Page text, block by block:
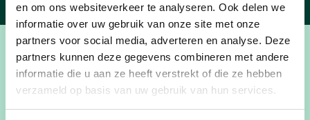
en om ons websiteverkeer te analyseren. Ook delen we
informatie over uw gebruik van onze site met onze
partners voor social media, adverteren en analyse. Deze
partners kunnen deze gegevens combineren met andere
informatie die u aan ze heeft verstrekt of die ze hebben
verzameld op basis van uw gebruik van hun services.